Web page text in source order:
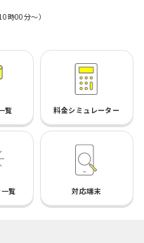
時00分～）
覧 料金シミュレーター
覧 対応端末